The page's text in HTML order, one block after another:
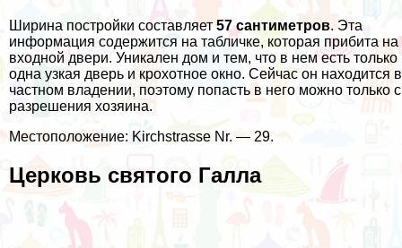
Ширина постройки составляет57 сантиметров. Эта
информация содержится на табличке, которая прибита на
входной двери. Уникален дом и тем, что в нем есть только
одна узкая дверь и крохотное окно. Сейчас он находится в
частном владении, поэтому попасть в него можно только с
разрешения хозяина.
Местоположение: Kirchstrasse Nr. — 29.
Церковь святого Галла